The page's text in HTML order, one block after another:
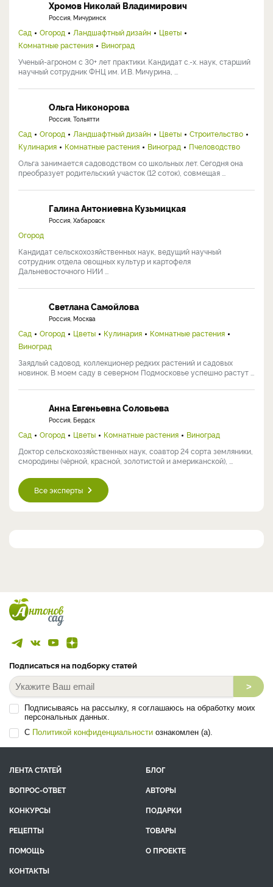
Хромов Николай Владимирович
Россия, Мичуринск
Сад Огород Ландшафтный дизайн
Цветы
Комнатные растения
Виноград
Ученый-агроном с 30+ лет практики. Кандидат с.-х. наук, старший
научный сотрудник ФНЦ им. И.В. Мичурина, ...
Ольга Никонорова
Россия, Тольятти
Сад Огород Ландшафтный дизайн Цветы
Строительство
Кулинария
Комнатные растения Виноград
Пчеловодство
Ольга занимается садоводством со школьных лет. Сегодня она
преобразует родительский участок (12 соток), совмещая ...
Галина Антониевна Кузьмицкая
Россия, Хабаровск
Огород
Кандидат сельскохозяйственных наук, ведущий научный
сотрудник отдела овощных культур и картофеля
Дальневосточного НИИ ...
Светлана Самойлова
Россия, Москва
Сад Огород Цветы Кулинария
Комнатные растения
Виноград
Заядлый садовод, коллекционер редких растений и садовых
новинок. В моем саду в северном Подмосковье успешно растут ...
Анна Евгеньевна Соловьева
Россия, Бердск
Сад Огород Цветы Комнатные растения
Виноград
Доктор сельскохозяйственных наук, соавтор 24 сорта земляники,
смородины (чёрной, красной, золотистой и американской), ...
Все эксперты
Подписаться на подборку статей
>
Подписываясь на рассылку, я соглашаюсь на обработку моих
персональных данных.
С Политикой конфиденциальности ознакомлен (а).
ЛЕНТА СТАТЕЙ
БЛОГ
ВОПРОС-ОТВЕТ
АВТОРЫ
КОНКУРСЫ
ПОДАРКИ
РЕЦЕПТЫ
ТОВАРЫ
ПОМОЩЬ
О ПРОЕКТЕ
КОНТАКТЫ